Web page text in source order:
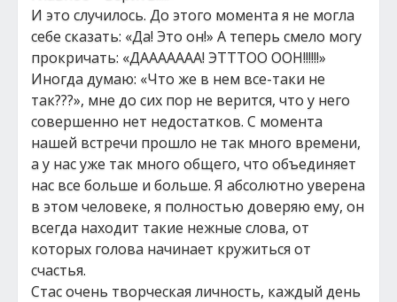
И это случилось. До этого момента я не могла
себе сказать: «Да! Это он!» А теперь смело могу
прокричать: «ДААААААА! ЭТТТОО ООН!!!!!!»
Иногда думаю: «Что же в нем все-таки не
так???», мне до сих пор не верится, что у него
совершенно нет недостатков. С момента
нашей встречи прошло не так много времени,
а у нас уже так много общего, что объединяет
нас все больше и больше. Я абсолютно уверена
в этом человеке, я полностью доверяю ему, он
всегда находит такие нежные слова, от
которых голова начинает кружиться от
счастья.
Стас очень творческая личность, каждый день